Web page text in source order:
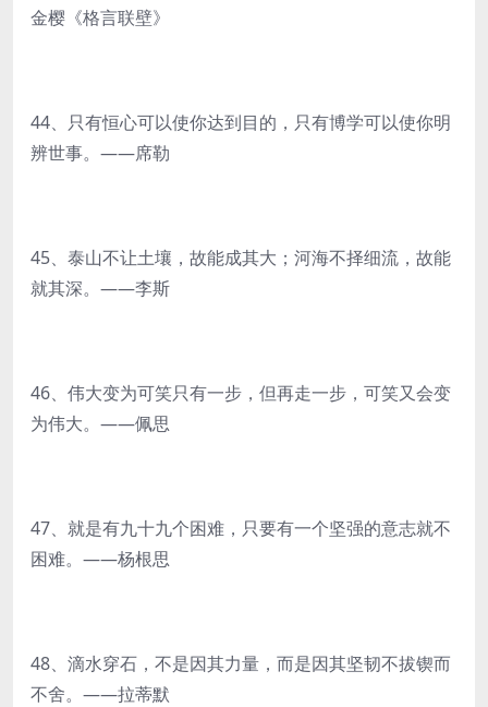
金樱《格言联壁》
44、只有恒心可以使你达到目的，只有博学可以使你明
辨世事。——席勒
45、泰山不让土壤，故能成其大；河海不择细流，故能
就其深。——李斯
46、伟大变为可笑只有一步，但再走一步，可笑又会变
为伟大。——佩思
47、就是有九十九个困难，只要有一个坚强的意志就不
困难。——杨根思
48、滴水穿石，不是因其力量，而是因其坚韧不拔锲而
不舍。——拉蒂默